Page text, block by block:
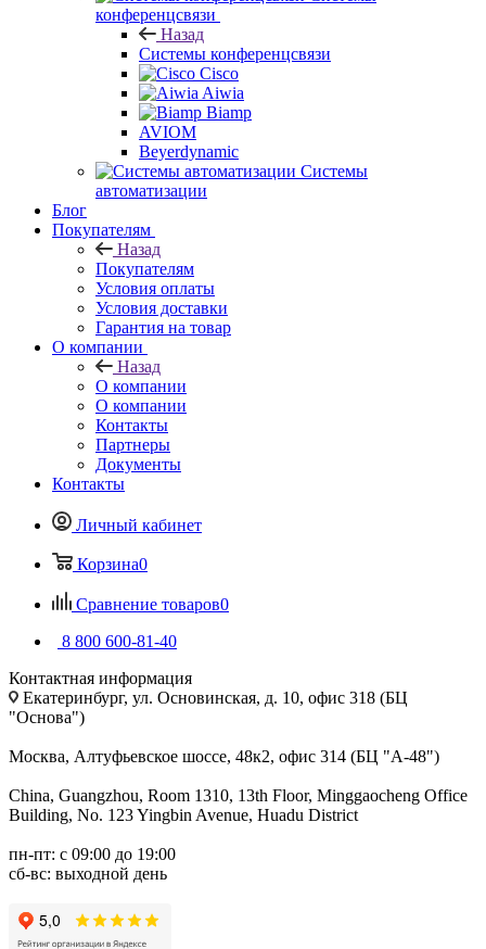
конференцсвязи
Назад
Системы конференцсвязи
Cisco
Aiwia
Biamp
AVIOM
Beyerdynamic
Системы
автоматизации
Блог
Покупателям
Назад
Покупателям
Условия оплаты
Условия доставки
Гарантия на товар
О компании
Назад
О компании
О компании
Контакты
Партнеры
Документы
Контакты
Личный кабинет
Корзина0
Сравнение товаров0
8 800 600-81-40
Контактная информация
Екатеринбург, ул. Основинская, д. 10, офис 318 (БЦ
"Основа")
Москва, Алтуфьевское шоссе, 48к2, офис 314 (БЦ "А-48")
China, Guangzhou, Room 1310, 13th Floor, Minggaocheng Office
Building, No. 123 Yingbin Avenue, Huadu District
пн-пт: с 09:00 до 19:00
сб-вс: выходной день